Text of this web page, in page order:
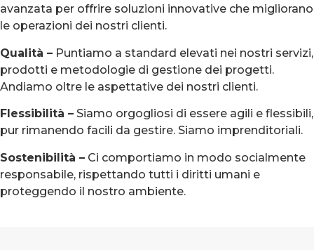
avanzata per offrire soluzioni innovative che migliorano
le operazioni dei nostri clienti.
Qualità – Puntiamo a standard elevati nei nostri servizi,
prodotti e metodologie di gestione dei progetti.
Andiamo oltre le aspettative dei nostri clienti.
Flessibilità – Siamo orgogliosi di essere agili e flessibili,
pur rimanendo facili da gestire. Siamo imprenditoriali.
Sostenibilità – Ci comportiamo in modo socialmente
responsabile, rispettando tutti i diritti umani e
proteggendo il nostro ambiente.